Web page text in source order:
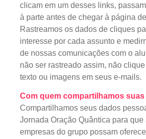
clicam em um desses links,
à parte antes de chegar à página
Rastreamos os dados de cliques
interesse por cada assunto e
de nossas comunicações com o
não ser rastreado assim, não
texto ou imagens em seus e-mails.
Com quem compartilhamos
Compartilhamos seus dados
Jornada Oração Quântica para que
empresas do grupo possam